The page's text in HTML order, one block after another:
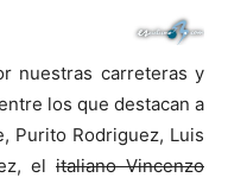
nuestras carreteras y
los que destacan a
Purito Rodriguez, Luis
el italiano Vincenzo